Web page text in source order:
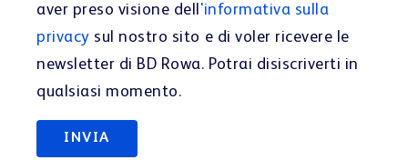
aver preso visione dell 'informativa sulla
privacy sul nostro sito e di voler ricevere le
newsletter di BD Rowa. Potrai disiscriverti in
qualsiasi momento.